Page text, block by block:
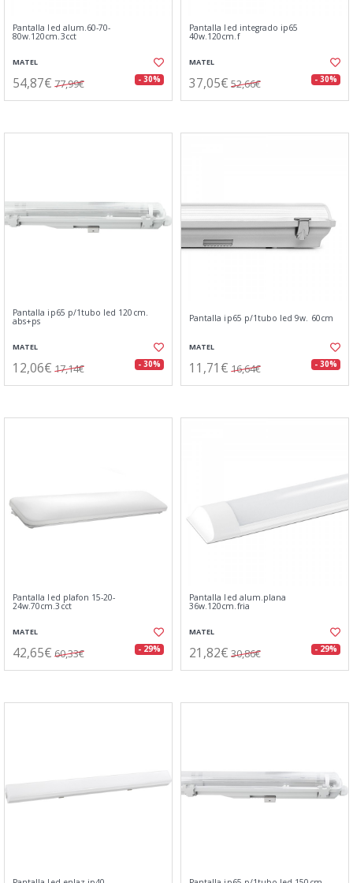
Pantalla led alum.60-70-
80w.120cm.3cct
MATEL
54,87€ 77,99€ - 30%
Pantalla led integrado ip65
40w.120cm.f
MATEL
37,05€ 52,66€ - 30%
Pantalla ip65 p/1tubo led 120cm.
abs+ps
MATEL
12,06€ 17,14€ - 30%
Pantalla ip65 p/1tubo led 9w. 60cm
MATEL
11,71€ 16,64€ - 30%
Pantalla led plafon 15-20-
24w.70cm.3cct
MATEL
42,65€ 60,33€ - 29%
Pantalla led alum.plana
36w.120cm.fria
MATEL
21,82€ 30,86€ - 29%